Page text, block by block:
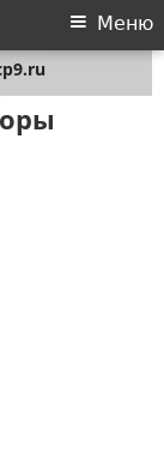
Меню